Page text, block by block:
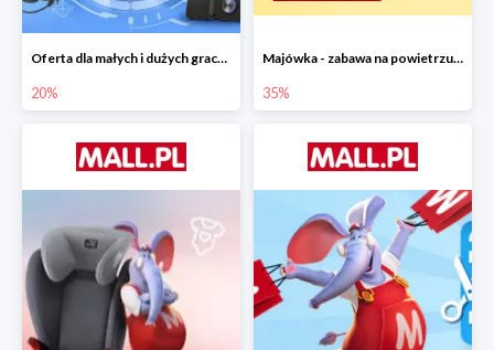
Oferta dla małych i dużych graczy w Mall.pl do -20%
20%
Majówka - zabawa na powietrzu do -35%
35%